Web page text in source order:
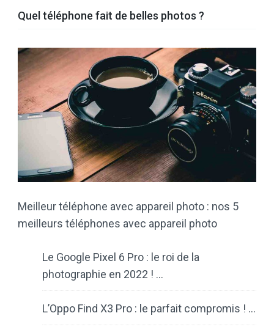
Quel téléphone fait de belles photos ?
Meilleur téléphone avec appareil photo : nos 5
meilleurs téléphones avec appareil photo
Le Google Pixel 6 Pro : le roi de la
photographie en 2022 ! …
L’Oppo Find X3 Pro : le parfait compromis ! …